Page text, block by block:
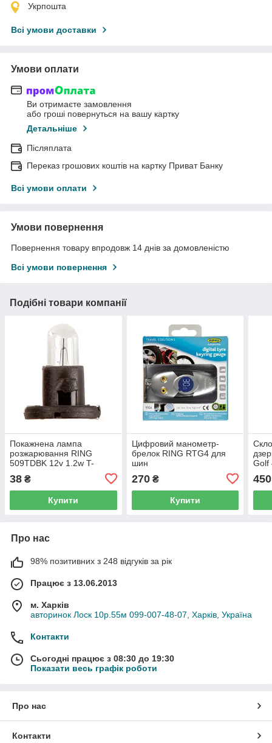
Укрпошта
Всі умови доставки
Умови оплати
Ви отримаєте замовлення
або гроші повернуться на вашу картку
Детальніше
Післяплата
Переказ грошових коштів на картку Приват Банку
Всі умови оплати
Умови повернення
Повернення товару впродовж 14 днів за домовленістю
Всі умови повернення
Подібні товари компанії
Покажнена лампа
розжарювання RING
509TDBK 12v 1.2w T-
1/4NW (Black Base) Panel
Bulb
38 ₴
Купити
Цифровий манометр-
брелок RING RTG4 для
шин
270₴
Купити
Golf
450
Про нас
98% позитивних з 248 відгуків за рік
Працює з 13.06.2013
м. Харків
авторинок Лоск 10р.55м 099-007-48-07, Харків, Україна
Контакти
Сьогодні працює з 08:30 до 19:30
Показати весь графік роботи
Про нас
Контакти